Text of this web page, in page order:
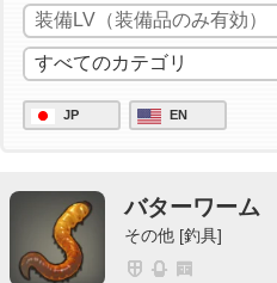
JP EN
バターワーム
その他 [釣具]